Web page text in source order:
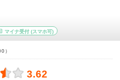
マイナ受付 (スマホ可)
）
3.62